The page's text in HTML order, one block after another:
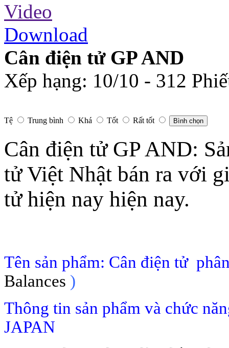
Video
Download
Cân điện tử GP AND
Xếp hạng: 10/10 - 312
Tệ Trung bình Khá Tốt Rất tốt Bình chọn
Cân điện tử GP AND:
tử Việt Nhật bán ra với
tử hiện nay hiện nay.
Tên sản phẩm: Cân điện tử
Balances )
Thông tin sản phẩm và chức
JAPAN